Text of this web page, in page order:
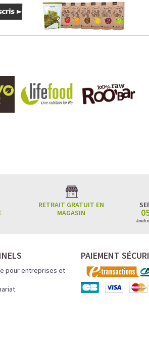
RETRAIT GRATUIT EN
MAGASIN
lundi
pour entreprises et
PAIEMENT